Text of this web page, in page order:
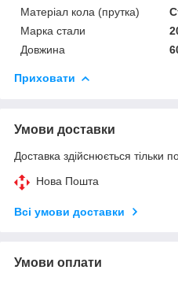
Матеріал кола (прутка)
Марка стали
Довжина
Приховати
Умови доставки
Доставка здійснюється тільки
Нова Пошта
Всі умови доставки
Умови оплати